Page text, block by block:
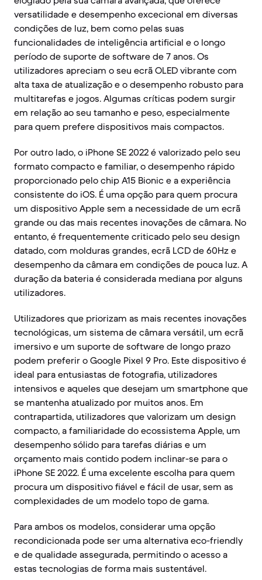
versatilidade e desempenho excecional em diversas
condições de luz, bem como pelas suas
funcionalidades de inteligência artificial e o longo
período de suporte de software de 7 anos. Os
utilizadores apreciam o seu ecrã OLED vibrante com
alta taxa de atualização e o desempenho robusto para
multitarefas e jogos. Algumas críticas podem surgir
em relação ao seu tamanho e peso, especialmente
para quem prefere dispositivos mais compactos.
Por outro lado, o iPhone SE 2022 é valorizado pelo seu
formato compacto e familiar, o desempenho rápido
proporcionado pelo chip A15 Bionic e a experiência
consistente do iOS. É uma opção para quem procura
um dispositivo Apple sem a necessidade de um ecrã
grande ou das mais recentes inovações de câmara. No
entanto, é frequentemente criticado pelo seu design
datado, com molduras grandes, ecrã LCD de 60Hz e
desempenho da câmara em condições de pouca luz. A
duração da bateria é considerada mediana por alguns
utilizadores.
Utilizadores que priorizam as mais recentes inovações
tecnológicas, um sistema de câmara versátil, um ecrã
imersivo e um suporte de software de longo prazo
podem preferir o Google Pixel 9 Pro. Este dispositivo é
ideal para entusiastas de fotografia, utilizadores
intensivos e aqueles que desejam um smartphone que
se mantenha atualizado por muitos anos. Em
contrapartida, utilizadores que valorizam um design
compacto, a familiaridade do ecossistema Apple, um
desempenho sólido para tarefas diárias e um
orçamento mais contido podem inclinar-se para o
iPhone SE 2022. É uma excelente escolha para quem
procura um dispositivo fiável e fácil de usar, sem as
complexidades de um modelo topo de gama.
Para ambos os modelos, considerar uma opção
recondicionada pode ser uma alternativa eco-friendly
e de qualidade assegurada, permitindo o acesso a
estas tecnologias de forma mais sustentável.